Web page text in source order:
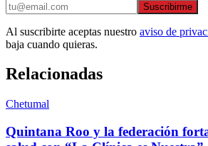
Suscribirme
Al suscribirte aceptas nuestro aviso de
baja cuando quieras.
Relacionadas
Chetumal
Quintana Roo y la federación